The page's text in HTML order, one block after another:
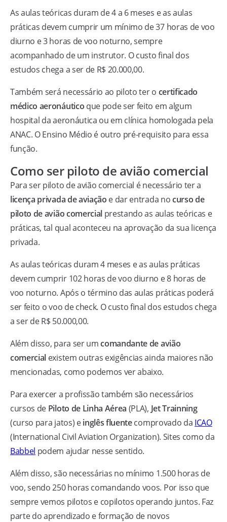
As aulas teóricas duram de 4 a 6 meses e as aulas
práticas devem cumprir um mínimo de 37 horas de voo
diurno e 3 horas de voo noturno, sempre
acompanhado de um instrutor. O custo final dos
estudos chega a ser de R$ 20.000,00.
Também será necessário ao piloto ter o certificado
médico aeronáutico que pode ser feito em algum
hospital da aeronáutica ou em clínica homologada pela
ANAC. O Ensino Médio é outro pré-requisito para essa
função.
Como ser piloto de avião comercial
Para ser piloto de avião comercial é necessário ter a
licença privada de aviação e dar entrada nocurso de
piloto de avião comercial prestando as aulas teóricas e
práticas, tal qual aconteceu na aprovação da sua licença
privada.
As aulas teóricas duram 4 meses e as aulas práticas
devem cumprir 102 horas de voo diurno e 8 horas de
voo noturno. Após o término das aulas práticas poderá
ser feito o voo de check. O custo final dos estudos chega
a ser de R$ 50.000,00.
Além disso, para ser umcomandante de avião
comercial existem outras exigências ainda maiores não
mencionadas, como podemos ver abaixo.
Para exercer a profissão também são necessários
cursos de Piloto de Linha Aérea (PLA), Jet Trainning
(curso para jatos) einglês fluentecomprovado da ICAO
(International Civil Aviation Organization). Sites como da
Babbel podem ajudar nesse sentido.
Além disso, são necessárias no mínimo 1.500 horas de
voo, sendo 250 horas comandando voos. Por isso que
sempre vemos pilotos e copilotos operando juntos. Faz
parte do aprendizado e formação de novos